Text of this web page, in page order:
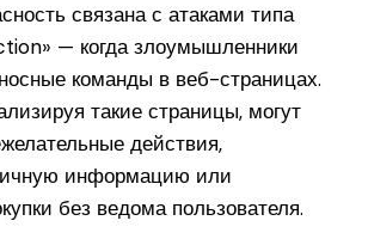
связана с атаками типа
— когда злоумышленники
команды в веб-страницах.
такие страницы, могут
действия,
информацию или
без ведома пользователя.